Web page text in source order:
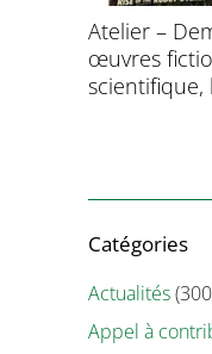
Atelier –
œuvres
scientifique,
Catégories
Actualités
Appel à